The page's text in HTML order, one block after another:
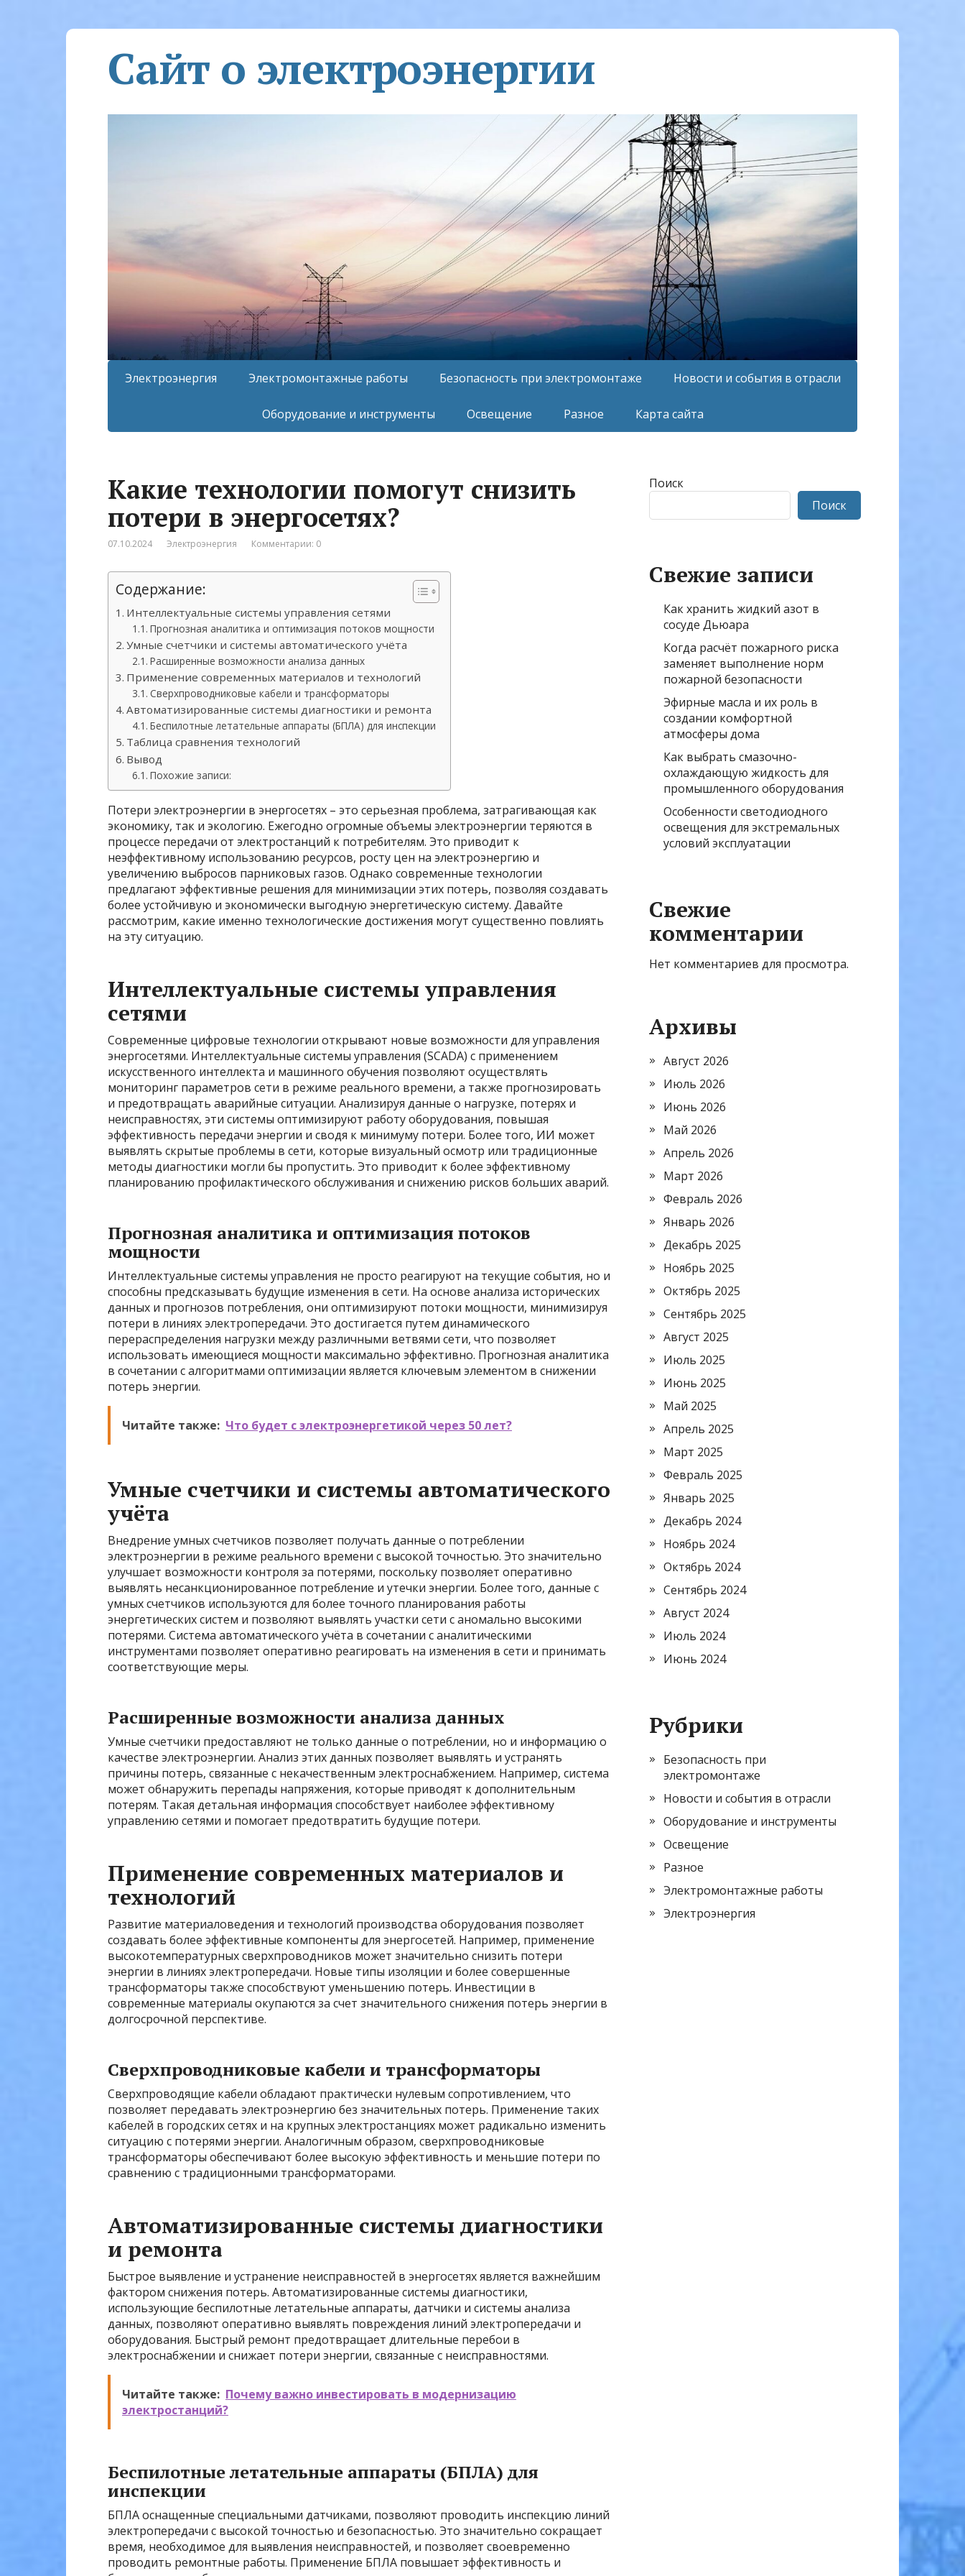
Сайт о электроэнергии
Электроэнергия Электромонтажные работы Безопасность при электромонтаже Новости и события в отрасли
Оборудование и инструменты Освещение Разное Карта сайта
Какие технологии помогут снизить
потери в энергосетях?
07.10.2024 Электроэнергия Комментарии: 0
Содержание:
Интеллектуальные системы управления сетями
Прогнозная аналитика и оптимизация потоков мощности
Умные счетчики и системы автоматического учёта
Расширенные возможности анализа данных
Применение современных материалов и технологий
Сверхпроводниковые кабели и трансформаторы
Автоматизированные системы диагностики и ремонта
Беспилотные летательные аппараты (БПЛА) для инспекции
Таблица сравнения технологий
Вывод
Похожие записи:
Потери электроэнергии в энергосетях – это серьезная проблема, затрагивающая как
экономику, так и экологию. Ежегодно огромные объемы электроэнергии теряются в
процессе передачи от электростанций к потребителям. Это приводит к
неэффективному использованию ресурсов, росту цен на электроэнергию и
увеличению выбросов парниковых газов. Однако современные технологии
предлагают эффективные решения для минимизации этих потерь, позволяя создавать
более устойчивую и экономически выгодную энергетическую систему. Давайте
рассмотрим, какие именно технологические достижения могут существенно повлиять
на эту ситуацию.
Интеллектуальные системы управления
сетями
Современные цифровые технологии открывают новые возможности для управления
энергосетями. Интеллектуальные системы управления (SCADA) с применением
искусственного интеллекта и машинного обучения позволяют осуществлять
мониторинг параметров сети в режиме реального времени, а также прогнозировать
и предотвращать аварийные ситуации. Анализируя данные о нагрузке, потерях и
неисправностях, эти системы оптимизируют работу оборудования, повышая
эффективность передачи энергии и сводя к минимуму потери. Более того, ИИ может
выявлять скрытые проблемы в сети, которые визуальный осмотр или традиционные
методы диагностики могли бы пропустить. Это приводит к более эффективному
планированию профилактического обслуживания и снижению рисков больших аварий.
Прогнозная аналитика и оптимизация потоков
мощности
Интеллектуальные системы управления не просто реагируют на текущие события, но и
способны предсказывать будущие изменения в сети. На основе анализа исторических
данных и прогнозов потребления, они оптимизируют потоки мощности, минимизируя
потери в линиях электропередачи. Это достигается путем динамического
перераспределения нагрузки между различными ветвями сети, что позволяет
использовать имеющиеся мощности максимально эффективно. Прогнозная аналитика
в сочетании с алгоритмами оптимизации является ключевым элементом в снижении
потерь энергии.
Читайте также: Что будет с электроэнергетикой через 50 лет?
Умные счетчики и системы автоматического
учёта
Внедрение умных счетчиков позволяет получать данные о потреблении
электроэнергии в режиме реального времени с высокой точностью. Это значительно
улучшает возможности контроля за потерями, поскольку позволяет оперативно
выявлять несанкционированное потребление и утечки энергии. Более того, данные с
умных счетчиков используются для более точного планирования работы
энергетических систем и позволяют выявлять участки сети с аномально высокими
потерями. Система автоматического учёта в сочетании с аналитическими
инструментами позволяет оперативно реагировать на изменения в сети и принимать
соответствующие меры.
Расширенные возможности анализа данных
Умные счетчики предоставляют не только данные о потреблении, но и информацию о
качестве электроэнергии. Анализ этих данных позволяет выявлять и устранять
причины потерь, связанные с некачественным электроснабжением. Например, система
может обнаружить перепады напряжения, которые приводят к дополнительным
потерям. Такая детальная информация способствует наиболее эффективному
управлению сетями и помогает предотвратить будущие потери.
Применение современных материалов и
технологий
Развитие материаловедения и технологий производства оборудования позволяет
создавать более эффективные компоненты для энергосетей. Например, применение
высокотемпературных сверхпроводников может значительно снизить потери
энергии в линиях электропередачи. Новые типы изоляции и более совершенные
трансформаторы также способствуют уменьшению потерь. Инвестиции в
современные материалы окупаются за счет значительного снижения потерь энергии в
долгосрочной перспективе.
Сверхпроводниковые кабели и трансформаторы
Сверхпроводящие кабели обладают практически нулевым сопротивлением, что
позволяет передавать электроэнергию без значительных потерь. Применение таких
кабелей в городских сетях и на крупных электростанциях может радикально изменить
ситуацию с потерями энергии. Аналогичным образом, сверхпроводниковые
трансформаторы обеспечивают более высокую эффективность и меньшие потери по
сравнению с традиционными трансформаторами.
Автоматизированные системы диагностики
и ремонта
Быстрое выявление и устранение неисправностей в энергосетях является важнейшим
фактором снижения потерь. Автоматизированные системы диагностики,
использующие беспилотные летательные аппараты, датчики и системы анализа
данных, позволяют оперативно выявлять повреждения линий электропередачи и
оборудования. Быстрый ремонт предотвращает длительные перебои в
электроснабжении и снижает потери энергии, связанные с неисправностями.
Читайте также: Почему важно инвестировать в модернизацию
электростанций?
Беспилотные летательные аппараты (БПЛА) для
инспекции
БПЛА оснащенные специальными датчиками, позволяют проводить инспекцию линий
электропередачи с высокой точностью и безопасностью. Это значительно сокращает
время, необходимое для выявления неисправностей, и позволяет своевременно
проводить ремонтные работы. Применение БПЛА повышает эффективность и
Поиск
Поиск
Свежие записи
Как хранить жидкий азот в
сосуде Дьюара
Когда расчёт пожарного риска
заменяет выполнение норм
пожарной безопасности
Эфирные масла и их роль в
создании комфортной
атмосферы дома
Как выбрать смазочно-
охлаждающую жидкость для
промышленного оборудования
Особенности светодиодного
освещения для экстремальных
условий эксплуатации
Свежие
комментарии
Нет комментариев для просмотра.
Архивы
Август 2026
Июль 2026
Июнь 2026
Май 2026
Апрель 2026
Март 2026
Февраль 2026
Январь 2026
Декабрь 2025
Ноябрь 2025
Октябрь 2025
Сентябрь 2025
Август 2025
Июль 2025
Июнь 2025
Май 2025
Апрель 2025
Март 2025
Февраль 2025
Январь 2025
Декабрь 2024
Ноябрь 2024
Октябрь 2024
Сентябрь 2024
Август 2024
Июль 2024
Июнь 2024
Рубрики
Безопасность при
электромонтаже
Новости и события в отрасли
Оборудование и инструменты
Освещение
Разное
Электромонтажные работы
Электроэнергия